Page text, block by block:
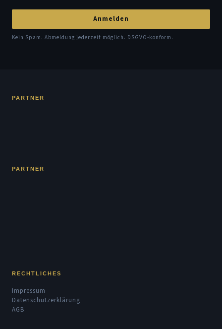
Anmelden
Kein Spam. Abmeldung jederzeit möglich. DSGVO-konform.
PARTNER
PARTNER
RECHTLICHES
Impressum
Datenschutzerklärung
AGB